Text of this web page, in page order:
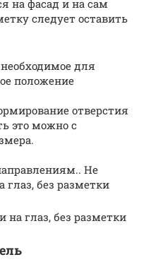
на фасад и на сам
следует оставить
для
положение
отверстия
это можно с
Не
глаз, без разметки
на глаз, без разметки